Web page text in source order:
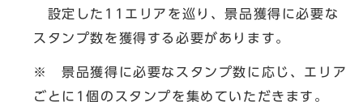
設定した11エリアを巡り、景品獲得に必要な
スタンプ数を獲得する必要があります。
※ 景品獲得に必要なスタンプ数に応じ、エリア
ごとに1個のスタンプを集めていただきます。